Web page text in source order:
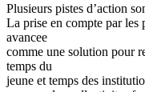
Plusieurs pistes d’action
La prise en compte par les
avancee
comme une solution pour
temps du
jeune et temps des